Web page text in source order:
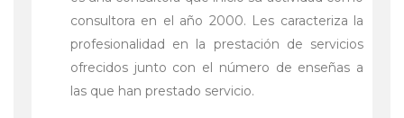
consultora en el año 2000. Les caracteriza la
profesionalidad en la prestación de servicios
ofrecidos junto con el número de enseñas a
las que han prestado servicio.